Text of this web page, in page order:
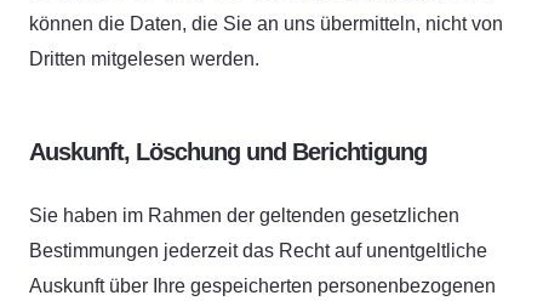
können die Daten, die Sie an uns übermitteln, nicht von
Dritten mitgelesen werden.
Auskunft, Löschung und Berichtigung
Sie haben im Rahmen der geltenden gesetzlichen
Bestimmungen jederzeit das Recht auf unentgeltliche
Auskunft über Ihre gespeicherten personenbezogenen